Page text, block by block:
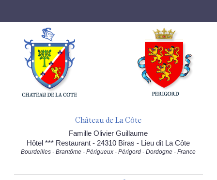
Château de La Côte
Famille Olivier Guillaume
Hôtel *** Restaurant - 24310 Biras - Lieu dit La Côte
Bourdeilles - Brantôme - Périgueux - Périgord - Dordogne - France